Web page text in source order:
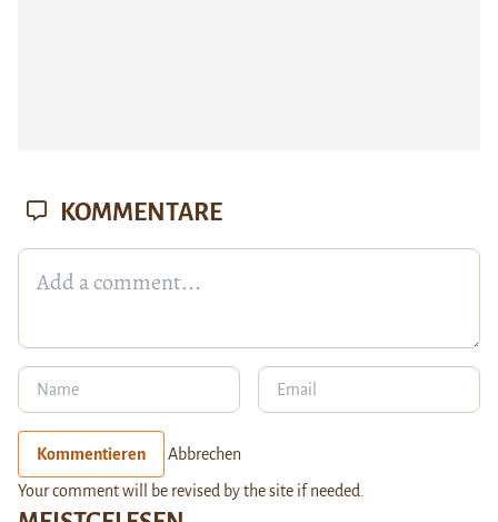
KOMMENTARE
Kommentieren Abbrechen
Your comment will be revised by the site if needed.